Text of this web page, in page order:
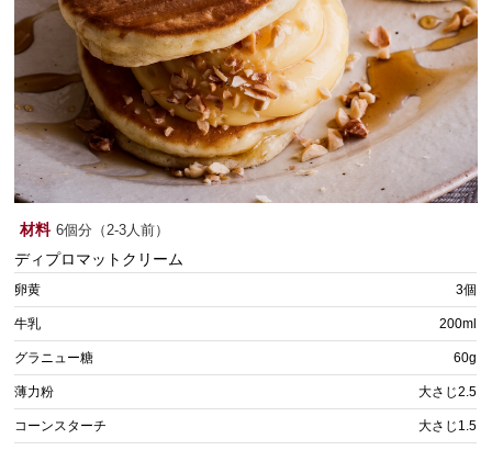
材料 6個分（2-3人前）
ディプロマットクリーム
卵黄 3個
牛乳 200ml
グラニュー糖 60g
薄力粉 大さじ2.5
コーンスターチ 大さじ1.5